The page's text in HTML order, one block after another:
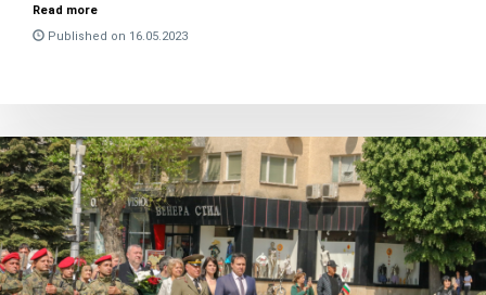
Read more
Published on 16.05.2023